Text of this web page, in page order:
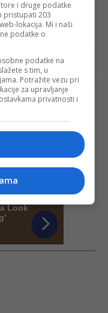
(5.859).
izvore na
i druge podatke
pristupati 203
lokacija. Mi i naši
podatke o
podatke na
s tim, u
Potražite vezu pri
za upravljanje
privatnosti i